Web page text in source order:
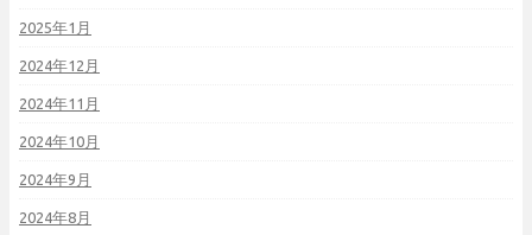
2025年1月
2024年12月
2024年11月
2024年10月
2024年9月
2024年8月